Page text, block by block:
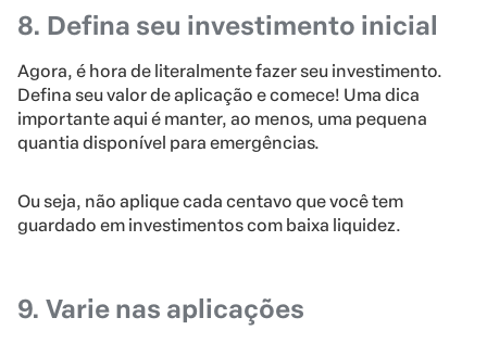
8. Defina seu investimento inicial
Agora, é hora de literalmente fazer seu investimento.
Defina seu valor de aplicação e comece! Uma dica
importante aqui é manter, ao menos, uma pequena
quantia disponível para emergências.
Ou seja, não aplique cada centavo que você tem
guardado em investimentos com baixa liquidez.
9. Varie nas aplicações